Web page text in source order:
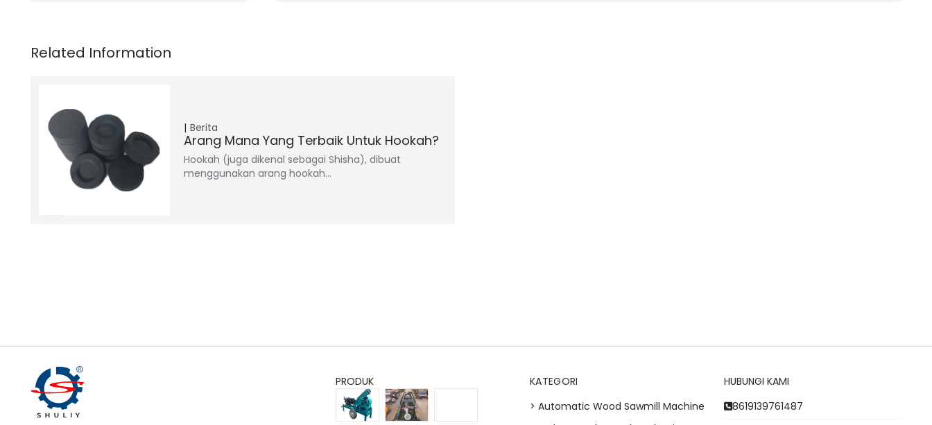
Berita
Arang Mana Yang Terbaik Untuk Hookah?
Hookah (juga dikenal sebagai Shisha), dibuat
menggunakan arang hookah…
PRODUK
KATEGORI
> Automatic Wood Sawmill Machine
HUBUNGI KAMI
8619139761487